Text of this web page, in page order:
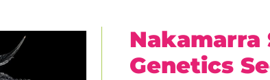
Nakamarra
Genetics